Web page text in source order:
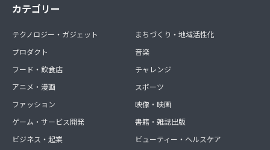
カテゴリー
テクノロジー・ガジェット
プロダクト
フード・飲食店
アニメ・漫画
ファッション
ゲーム・サービス開発
ビジネス・起業
まちづくり・地域活性化
音楽
チャレンジ
スポーツ
映像・映画
書籍・雑誌出版
ビューティー・ヘルスケア